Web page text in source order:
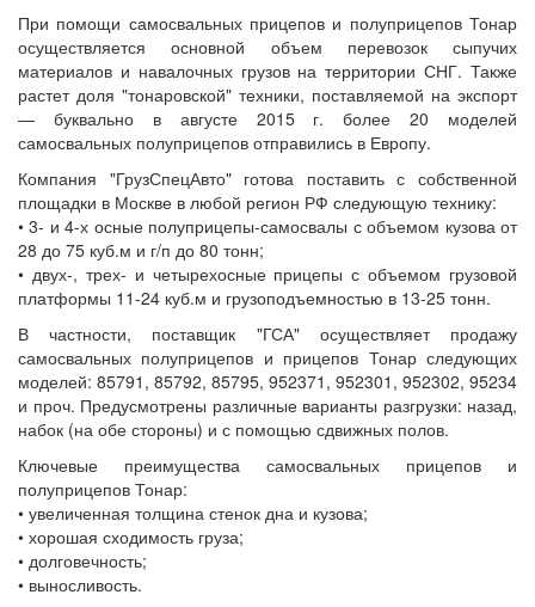
При помощи самосвальных прицепов и полуприцепов Тонар
осуществляется основной объем перевозок сыпучих
материалов и навалочных грузов на территории СНГ. Также
растет доля "тонаровской" техники, поставляемой на экспорт
— буквально в августе 2015 г. более 20 моделей
самосвальных полуприцепов отправились в Европу.
Компания "ГрузСпецАвто" готова поставить с собственной
площадки в Москве в любой регион РФ следующую технику:
• 3- и 4-х осные полуприцепы-самосвалы с объемом кузова от
28 до 75 куб.м и г/п до 80 тонн;
• двух-, трех- и четырехосные прицепы с объемом грузовой
платформы 11-24 куб.м и грузоподъемностью в 13-25 тонн.
В частности, поставщик "ГСА" осуществляет продажу
самосвальных полуприцепов и прицепов Тонар следующих
моделей: 85791, 85792, 85795, 952371, 952301, 952302, 95234
и проч. Предусмотрены различные варианты разгрузки: назад,
набок (на обе стороны) и с помощью сдвижных полов.
Ключевые преимущества самосвальных прицепов и
полуприцепов Тонар:
• увеличенная толщина стенок дна и кузова;
• хорошая сходимость груза;
• долговечность;
• выносливость.